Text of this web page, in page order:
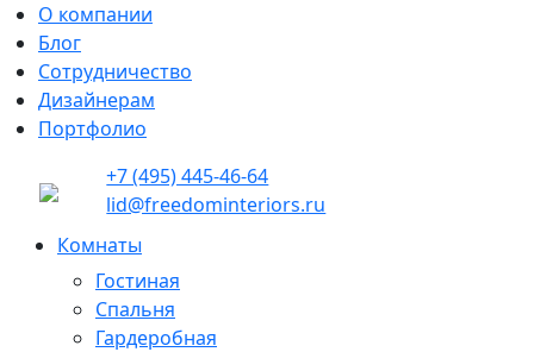
О компании
Блог
Сотрудничество
Дизайнерам
Портфолио
+7 (495) 445-46-64
lid@freedominteriors.ru
Комнаты
Гостиная
Спальня
Гардеробная